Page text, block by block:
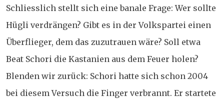
Schliesslich stellt sich eine banale Frage: Wer sollte
Hügli verdrängen? Gibt es in der Volkspartei einen
Überflieger, dem das zuzutrauen wäre? Soll etwa
Beat Schori die Kastanien aus dem Feuer holen?
Blenden wir zurück: Schori hatte sich schon 2004
bei diesem Versuch die Finger verbrannt. Er startete